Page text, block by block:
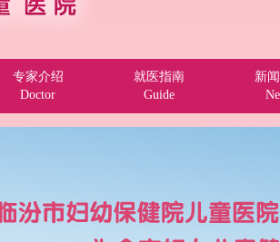
专家介绍
Doctor
就医指南
Guide
新